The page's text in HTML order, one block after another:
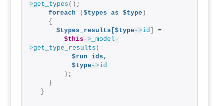
>get_types () ;
foreach
( $types as $type )
{
$types_results[$type ->id
=
$this -> _model -
>get_type_results (
$run_ids,
$type ->id
) ;
}
}